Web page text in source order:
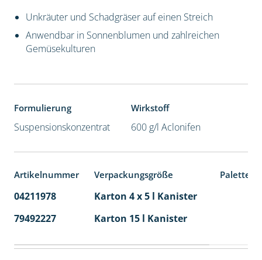
Unkräuter und Schadgräser auf einen Streich
Anwendbar in Sonnenblumen und zahlreichen
Gemüsekulturen
Formulierung
Suspensionskonzentrat
Wirkstoff
600 g/l Aclonifen
Artikelnummer Verpackungsgröße
04211978 Karton 4 x 5 l Kanister
79492227
Karton 15 l Kanister